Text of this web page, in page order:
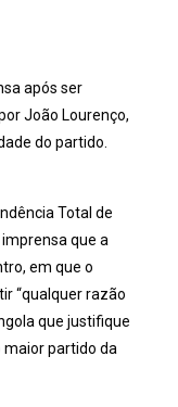
após ser
João Lourenço,
do partido.
Total de
que a
em que o
“qualquer razão
que justifique
maior partido da